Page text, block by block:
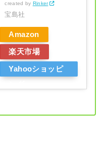
created by Rinker
宝島社
Amazon
楽天市場
Yahooショッピ